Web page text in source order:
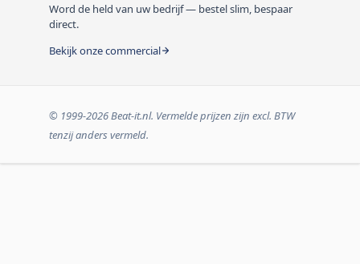
Word de held van uw bedrijf — bestel slim, bespaar
direct.
Bekijk onze commercial
© 1999-2026 Beat-it.nl. Vermelde prijzen zijn excl. BTW
tenzij anders vermeld.